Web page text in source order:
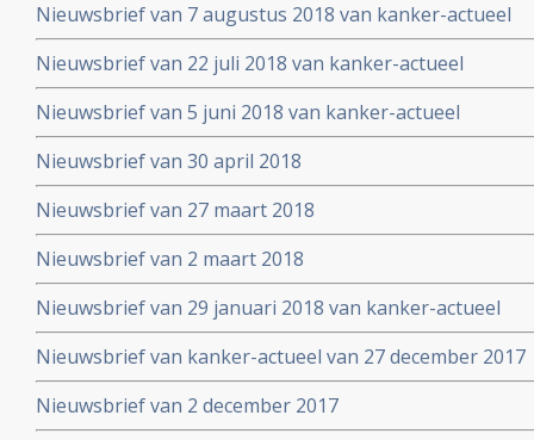
Nieuwsbrief van 7 augustus 2018 van kanker-actueel
Nieuwsbrief van 22 juli 2018 van kanker-actueel
Nieuwsbrief van 5 juni 2018 van kanker-actueel
Nieuwsbrief van 30 april 2018
Nieuwsbrief van 27 maart 2018
Nieuwsbrief van 2 maart 2018
Nieuwsbrief van 29 januari 2018 van kanker-actueel
Nieuwsbrief van kanker-actueel van 27 december 2017
Nieuwsbrief van 2 december 2017